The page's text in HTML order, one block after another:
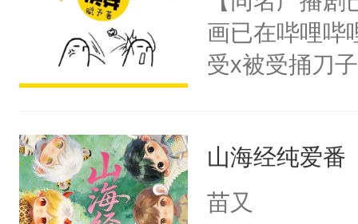
画已在哔哩哔
受x被受捅刀
病，一个个的
上了还是无动
山海经纯爱番
苗又